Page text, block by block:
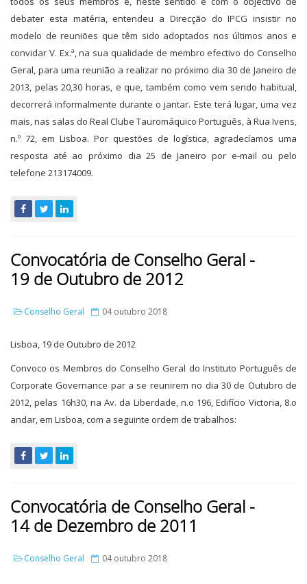
debater esta matéria, entendeu a Direcção do IPCG insistir no
modelo de reuniões que têm sido adoptados nos últimos anos e
convidar V. Ex.ª, na sua qualidade de membro efectivo do Conselho
Geral, para uma reunião a realizar no próximo dia 30 de Janeiro de
2013, pelas 20,30 horas, e que, também como vem sendo habitual,
decorrerá informalmente durante o jantar. Este terá lugar, uma vez
mais, nas salas do Real Clube Tauromáquico Português, à Rua Ivens,
n.º 72, em Lisboa. Por questões de logística, agradecíamos uma
resposta até ao próximo dia 25 de Janeiro por e-mail ou pelo
telefone 213174009.
Convocatória de Conselho Geral -
19 de Outubro de 2012
Conselho Geral 04 outubro 2018
Lisboa, 19 de Outubro de 2012
Convoco os Membros do Conselho Geral do Instituto Português de
Corporate Governance par a se reunirem no dia 30 de Outubro de
2012, pelas 16h30, na Av. da Liberdade, n.o 196, Edifício Victoria, 8.o
andar, em Lisboa, com a seguinte ordem de trabalhos:
Convocatória de Conselho Geral -
14 de Dezembro de 2011
Conselho Geral 04 outubro 2018